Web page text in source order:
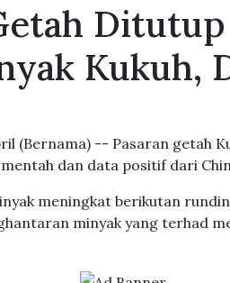
Kukuh,
(Bernama) -- Pasaran getah
dan data positif dari
meningkat berikutan
minyak yang terhad